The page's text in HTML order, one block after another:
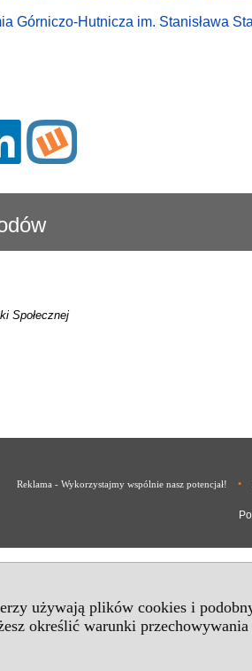
używają plików cookies i
określić warunki
Górniczo-Hutnicza im. Stanisława
Społecznej
Reklama - Wykorzystajmy wspólnie nasz potencjał! •